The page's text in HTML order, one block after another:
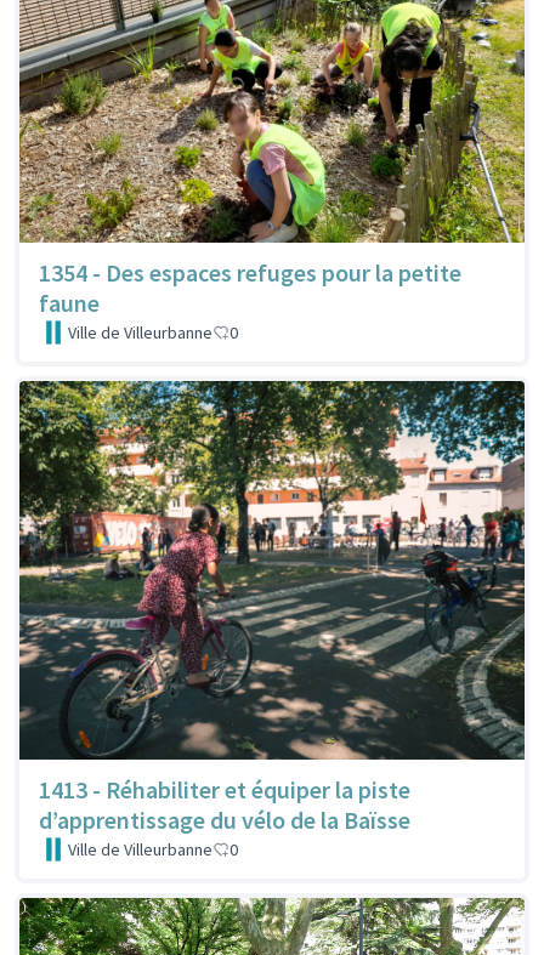
1354 - Des espaces refuges pour la petite
faune
Ville de Villeurbanne 0
1413 - Réhabiliter et équiper la piste
d’apprentissage du vélo de la Baïsse
Ville de Villeurbanne 0